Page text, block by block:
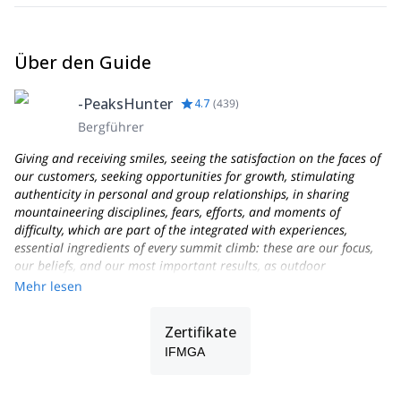
Über den Guide
-PeaksHunter 4.7 (439)
Bergführer
Giving and receiving smiles, seeing the satisfaction on the faces of
our customers, seeking opportunities for growth, stimulating
authenticity in personal and group relationships, in sharing
mountaineering disciplines, fears, efforts, and moments of
difficulty, which are part of the integrated with experiences,
essential ingredients of every summit climb: these are our focus,
our beliefs, and our most important results, as outdoor
Professionals and as people who love the mountains and their
Founded in 2013, PEAKSHUNTER Mountain Guides is a team of
IFMGA-certified Mountain Professionals and outdoor activities
Mehr lesen
Zertifikate
IFMGA